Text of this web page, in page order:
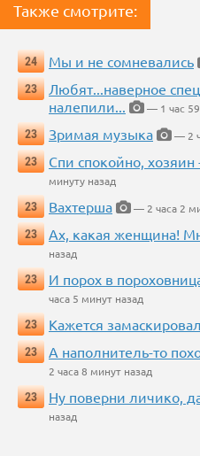
Также смотрите:
24 Мы и не сомневались
23
Любят...наверное
налепили...
— 1 час
23
Зримая музыка
— 2
23
Спи спокойно,
минуту назад
23
Вахтерша
— 2 часа 2
23
Ах, какая женщина!
назад
23
И порох в
часа 5 минут назад
23
Кажется
23
А наполнитель-то
2 часа 8 минут назад
23
Ну поверни личико,
назад